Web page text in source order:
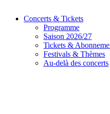
Concerts & Tickets
Programme
Saison 2026/27
Tickets &
Festivals & Thèmes
Au-delà des concerts